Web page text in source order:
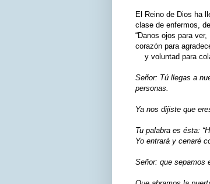
El Reino de Dios ha
clase de enfermos,
“Danos ojos para ver,
corazón para
y voluntad para
Señor: Tú llegas a
personas.
Ya nos dijiste que
Tu palabra es ésta:
Yo entrará y cenaré
Señor: que sepamos